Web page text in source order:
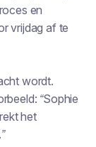
en
vrijdag af te
wordt.
“Sophie
het